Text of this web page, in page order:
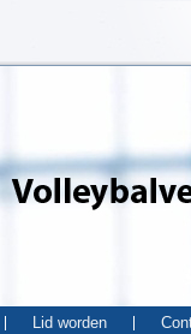
Lid worden